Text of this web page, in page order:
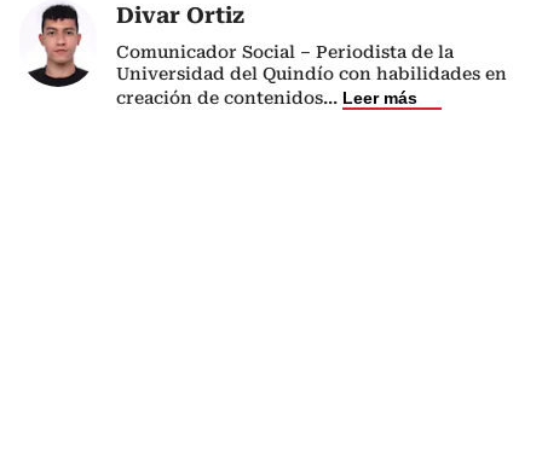
Divar Ortiz
Comunicador Social – Periodista de la
Universidad del Quindío con habilidades en
creación de contenidos... Leer más